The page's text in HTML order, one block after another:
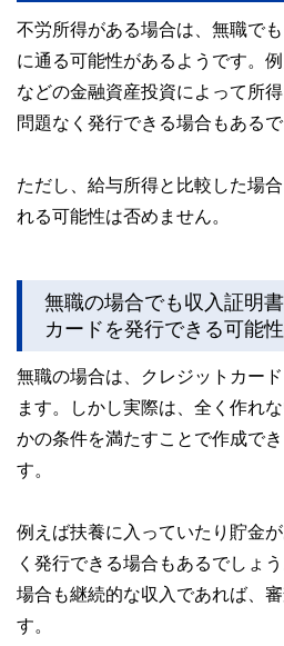
不労所得がある場合は、無職で
に通る可能性があるようです。
などの金融資産投資によって所
問題なく発行できる場合もあるで
ただし、給与所得と比較した場
れる可能性は否めません。
無職の場合でも収入証明
カードを発行できる可能
無職の場合は、クレジットカー
ます。しかし実際は、全く作れ
かの条件を満たすことで作成で
す。
例えば扶養に入っていたり貯金
く発行できる場合もあるでしょ
場合も継続的な収入であれば、
す。